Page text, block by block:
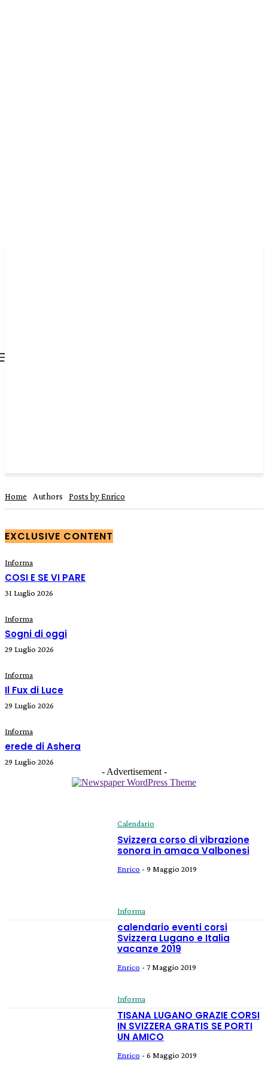
Home Authors Posts by Enrico
EXCLUSIVE CONTENT
Informa
COSI E SE VI PARE
31 Luglio 2026
Informa
Sogni di oggi
29 Luglio 2026
Informa
Il Fux di Luce
29 Luglio 2026
Informa
erede di Ashera
29 Luglio 2026
- Advertisement -
Calendario
Svizzera corso di vibrazione
sonora in amaca Valbonesi
Enrico - 9 Maggio 2019
Informa
calendario eventi corsi
Svizzera Lugano e Italia
vacanze 2019
Enrico - 7 Maggio 2019
Informa
TISANA LUGANO GRAZIE CORSI
IN SVIZZERA GRATIS SE PORTI
UN AMICO
Enrico - 6 Maggio 2019